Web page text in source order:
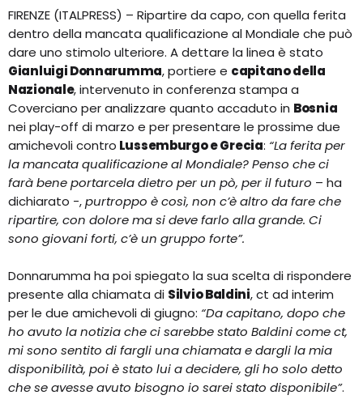
FIRENZE (ITALPRESS) – Ripartire da capo, con quella ferita
dentro della mancata qualificazione al Mondiale che può
dare uno stimolo ulteriore. A dettare la linea è stato
Gianluigi Donnarumma, portiere e capitano della
Nazionale, intervenuto in conferenza stampa a
Coverciano per analizzare quanto accaduto in Bosnia
nei play-off di marzo e per presentare le prossime due
amichevoli contro Lussemburgo e Grecia: “La ferita per
la mancata qualificazione al Mondiale? Penso che ci
farà bene portarcela dietro per un pò, per il futuro – ha
dichiarato -,purtroppo è così, non c’è altro da fare che
ripartire, con dolore ma si deve farlo alla grande. Ci
sono giovani forti, c’è un gruppo forte”.
Donnarumma ha poi spiegato la sua scelta di rispondere
presente alla chiamata di Silvio Baldini, ct ad interim
per le due amichevoli di giugno: “Da capitano, dopo che
ho avuto la notizia che ci sarebbe stato Baldini come ct,
mi sono sentito di fargli una chiamata e dargli la mia
disponibilità, poi è stato lui a decidere, gli ho solo detto
che se avesse avuto bisogno io sarei stato disponibile”.